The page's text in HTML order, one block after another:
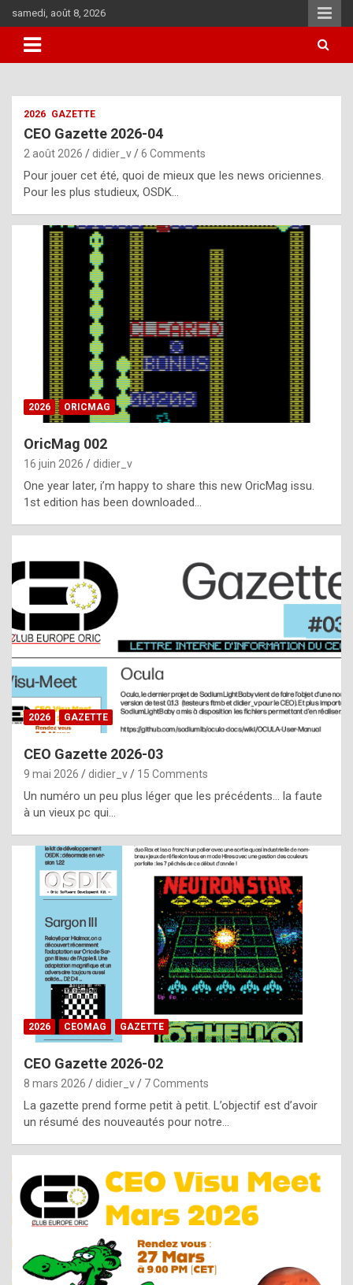
to
content
samedi, août 8, 2026
i
u
l
y
d
i
ff
i
l
t
t
s
t
a
s
i
e
f
o
m
m
a
y
b
e
b
y
g
e
n
u
i
n
e
R
o
2026 GAZETTE
CEO Gazette 2026-04
2 août 2026 didier_v 6 Comments
Pour jouer cet été, quoi de mieux que les news oriciennes.
Pour les plus studieux, OSDK…
2026 ORICMAG
OricMag 002
16 juin 2026 didier_v
One year later, i’m happy to share this new OricMag issu.
1st edition has been downloaded…
2026 GAZETTE
CEO Gazette 2026-03
9 mai 2026 didier_v 15 Comments
Un numéro un peu plus léger que les précédents… la faute
à un vieux pc qui…
2026 CEOMAG GAZETTE
CEO Gazette 2026-02
8 mars 2026 didier_v 7 Comments
La gazette prend forme petit à petit. L’objectif est d’avoir
un résumé des nouveautés pour notre…